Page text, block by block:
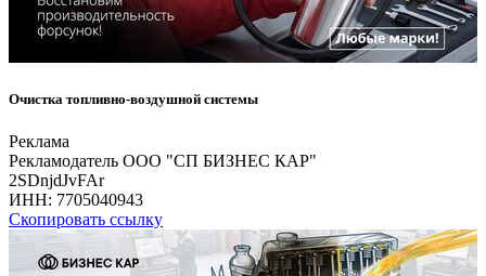
Очистка топливно-воздушной системы
Реклама
Рекламодатель ООО "СП БИЗНЕС КАР"
2SDnjdJvFAr
ИНН: 7705040943
Скопировать ссылку